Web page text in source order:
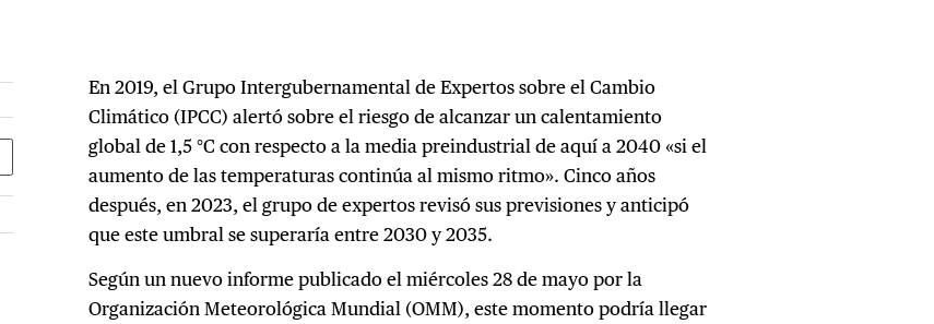
En 2019, el Grupo Intergubernamental de Expertos sobre el Cambio
Climático (IPCC) alertó sobre el riesgo de alcanzar un calentamiento
global de 1,5 °C con respecto a la media preindustrial de aquí a 2040 «si el
aumento de las temperaturas continúa al mismo ritmo». Cinco años
después, en 2023, el grupo de expertos revisó sus previsiones y anticipó
que este umbral se superaría entre 2030 y 2035.
Según un nuevo informe publicado el miércoles 28 de mayo por la
Organización Meteorológica Mundial (OMM), este momento podría llegar